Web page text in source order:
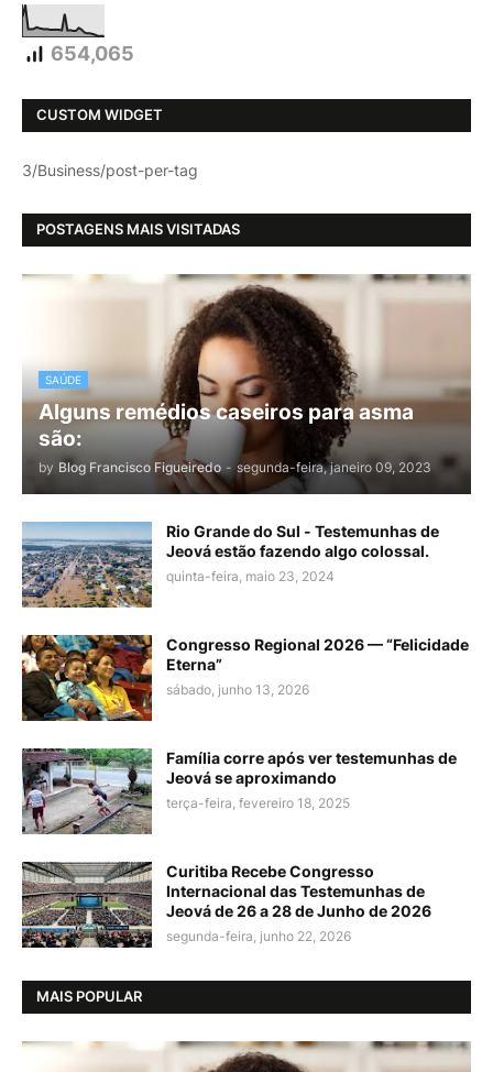
654,065
CUSTOM WIDGET
3/Business/post-per-tag
POSTAGENS MAIS VISITADAS
SAÚDE
Alguns remédios caseiros para asma
são:
by Blog Francisco Figueiredo - segunda-feira, janeiro 09, 2023
Rio Grande do Sul - Testemunhas de
Jeová estão fazendo algo colossal.
quinta-feira, maio 23, 2024
Congresso Regional 2026 — “Felicidade
Eterna”
sábado, junho 13, 2026
Família corre após ver testemunhas de
Jeová se aproximando
terça-feira, fevereiro 18, 2025
Curitiba Recebe Congresso
Internacional das Testemunhas de
Jeová de 26 a 28 de Junho de 2026
segunda-feira, junho 22, 2026
MAIS POPULAR